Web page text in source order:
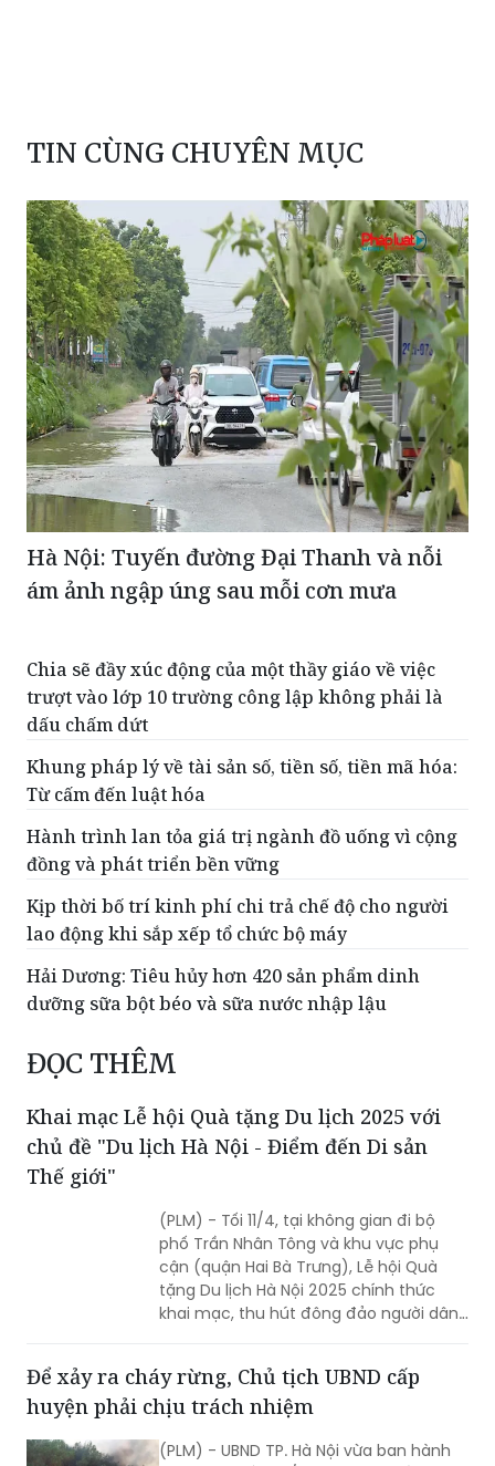
Hà Nội: Tuyến đường Đại Thanh và nỗi
ám ảnh ngập úng sau mỗi cơn mưa
Chia sẽ đầy xúc động của một thầy giáo về việc
dấu chấm dứt
Khung pháp lý về tài sản số, tiền số, tiền mã hóa:
Từ cấm đến luật hóa
Hành trình lan tỏa giá trị ngành đồ uống vì cộng
đồng và phát triển bền vững
Kịp thời bố trí kinh phí chi trả chế độ cho người
lao động khi sắp xếp tổ chức bộ máy
Hải Dương: Tiêu hủy hơn 420 sản phẩm dinh
dưỡng sữa bột béo và sữa nước nhập lậu
ĐỌC THÊM
Khai mạc Lễ hội Quà tặng Du lịch 2025 với
Thế giới"
(PLM) - Tối 11/4, tại không gian đi bộ
cận (quận Hai Bà Trưng), Lễ hội Quà
tặng Du lịch Hà Nội 2025 chính thức
khai mạc, thu hút đông đảo người dân
Thủ đô và du khách trong và ngoài
nước tới tham dự.
Để xảy ra cháy rừng, Chủ tịch UBND cấp
(PLM) - UBND TP. Hà Nội vừa ban hành
Công văn số 1176/UBND-NNMT về việc
thực hiện Công điện số 25/CĐ-TTg của